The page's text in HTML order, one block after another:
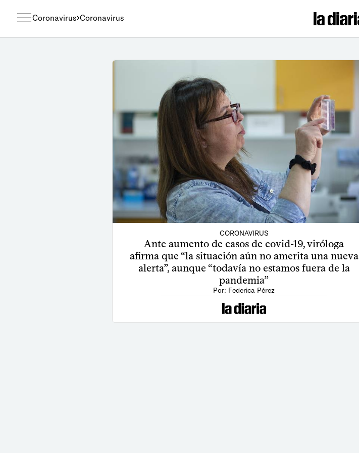
Coronavirus Coronavirus
CORONAVIRUS
Ante aumento de casos de covid-19, viróloga
afirma que “la situación aún no amerita una nueva
alerta”, aunque “todavía no estamos fuera de la
pandemia”
Por: Federica Pérez